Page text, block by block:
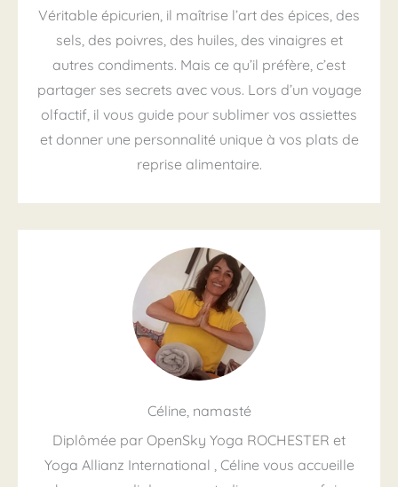
Véritable épicurien, il maîtrise l’art des épices, des
sels, des poivres, des huiles, des vinaigres et
autres condiments. Mais ce qu’il préfère, c’est
partager ses secrets avec vous. Lors d’un voyage
olfactif, il vous guide pour sublimer vos assiettes
et donner une personnalité unique à vos plats de
reprise alimentaire.
Céline, namasté
Diplômée par OpenSky Yoga ROCHESTER et
Yoga Allianz International , Céline vous accueille